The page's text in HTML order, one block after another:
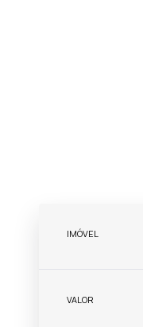
IMÓVEL
VALOR